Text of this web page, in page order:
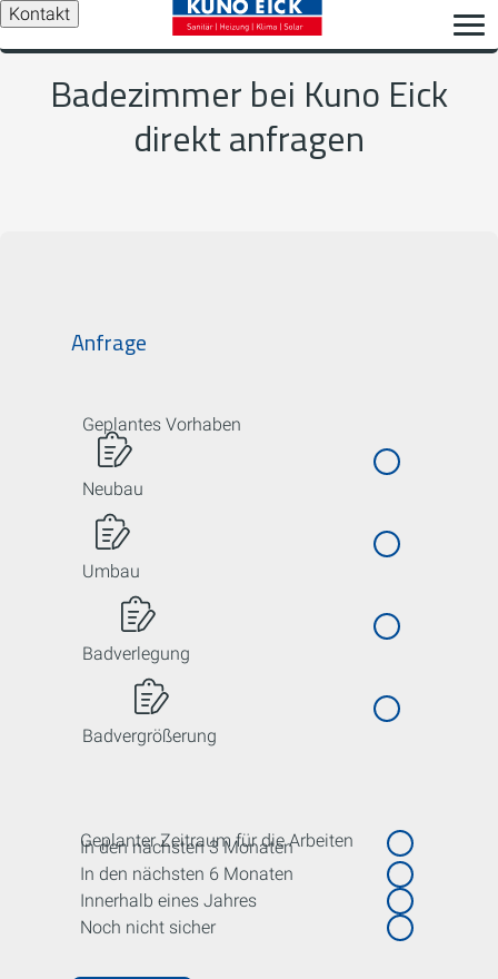
Kontakt
Badezimmer bei Kuno Eick
direkt anfragen
Anfrage
Geplantes Vorhaben
Neubau
Umbau
Badverlegung
Badvergrößerung
Geplanter Zeitraum für die Arbeiten
In den nächsten 3 Monaten
In den nächsten 6 Monaten
Innerhalb eines Jahres
Noch nicht sicher